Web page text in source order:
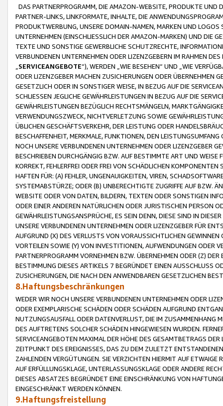
DAS PARTNERPROGRAMM, DIE AMAZON-WEBSITE, PRODUKTE UND
PARTNER-LINKS, LINKFORMATE, INHALTE, DIE
PRODUKTWERBUNG, UNSERE DOMAIN-NAMEN, MARKEN UND
UNTERNEHMEN (EINSCHLIESSLICH DER AMAZON-MARKEN) UND DIE
TEXTE UND SONSTIGE GEWERBLICHE SCHUTZRECHTE,
VERBUNDENEN UNTERNEHMEN ODER LIZENZGEBERN IM RAHMEN
SERVICEANGEBOTE“), WERDEN „WIE BESEHEN“ UND „WIE
ODER LIZENZGEBER MACHEN ZUSICHERUNGEN ODER ÜBERNEHMEN
GESETZLICH ODER IN SONSTIGER WEISE, IN BEZUG AUF DIE
SCHLIESSEN JEGLICHE GEWÄHRLEISTUNGEN IN BEZUG AUF DIE
GEWÄHRLEISTUNGEN BEZÜGLICH RECHTSMÄNGELN,
VERWENDUNGSZWECK, NICHTVERLETZUNG SOWIE
ÜBLICHEN GESCHÄFTSVERKEHR, DER LEISTUNG ODER
BESCHAFFENHEIT, MERKMALE, FUNKTIONEN, DEN
NOCH UNSERE VERBUNDENEN UNTERNEHMEN ODER LIZENZGEBER
BESCHRIEBEN DURCHGÄNGIG BZW. AUF BESTIMMTE ART UND
KORREKT, FEHLERFREI ODER FREI VON SCHÄDLICHEN
HAFTEN FÜR: (A) FEHLER, UNGENAUIGKEITEN, VIREN,
SYSTEMABSTÜRZE; ODER (B) UNBERECHTIGTE ZUGRIFFE AUF BZW.
WEBSITE ODER VON DATEN, BILDERN, TEXTEN ODER SONSTIGEN
ODER EINER ANDEREN NATÜRLICHEN ODER JURISTISCHEN PERSON
GEWÄHRLEISTUNGSANSPRÜCHE, ES SEIN DENN, DIESE SIND IN
UNSERE VERBUNDENEN UNTERNEHMEN ODER LIZENZGEBER FÜR
AUFGRUND (X) DES VERLUSTS VON VORAUSSICHTLICHEN
VORTEILEN SOWIE (Y) VON INVESTITIONEN, AUFWENDUNGEN ODER
PARTNERPROGRAMM VORNEHMEN BZW. ÜBERNEHMEN ODER (Z)
BESTIMMUNG DIESES ARTIKELS 7 BEGRÜNDET EINEN AUSSCHLUSS
ZUSICHERUNGEN, DIE NACH DEN ANWENDBAREN GESETZLICHEN
8.Haftungsbeschränkungen
WEDER WIR NOCH UNSERE VERBUNDENEN UNTERNEHMEN ODER
ODER EXEMPLARISCHE SCHÄDEN ODER SCHÄDEN AUFGRUND
NUTZUNGSAUSFALL ODER DATENVERLUST, DIE IM ZUSAMMENHANG
DES AUFTRETENS SOLCHER SCHÄDEN HINGEWIESEN WURDEN.
SERVICEANGEBOTEN MAXIMAL DER HÖHE DES GESAMTBETRAGS
ZEITPUNKT DES EREIGNISSES, DAS ZU DEM ZULETZT
ZAHLENDEN VERGÜTUNGEN. SIE VERZICHTEN HIERMIT AUF
AUF ERFÜLLUNGSKLAGE, UNTERLASSUNGSKLAGE ODER ANDERE
DIESES ABSATZES BEGRÜNDET EINE EINSCHRÄNKUNG VON
EINGESCHRÄNKT WERDEN KÖNNEN.
9.Haftungsfreistellung